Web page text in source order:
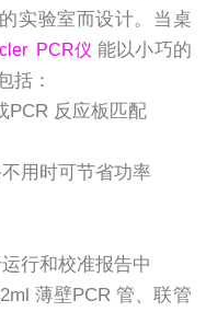
实验室而设计。当桌
PCR仪 能以小巧的
括：
PCR 反应板匹配
用时可节省功率
行和校准报告中
薄壁PCR 管、联管